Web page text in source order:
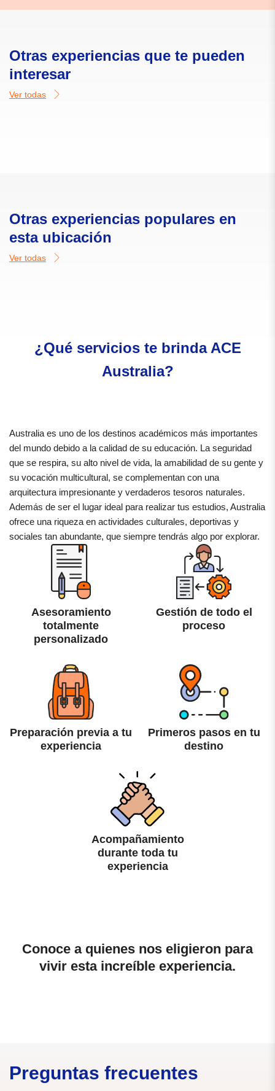
Otras experiencias que te pueden
interesar
Ver todas
Otras experiencias populares en
esta ubicación
Ver todas
¿Qué servicios te brinda ACE
Australia?
Australia es uno de los destinos académicos más importantes
del mundo debido a la calidad de su educación. La seguridad
que se respira, su alto nivel de vida, la amabilidad de su gente y
su vocación multicultural, se complementan con una
arquitectura impresionante y verdaderos tesoros naturales.
Además de ser el lugar ideal para realizar tus estudios, Australia
ofrece una riqueza en actividades culturales, deportivas y
sociales tan abundante, que siempre tendrás algo por explorar.
Asesoramiento
totalmente
personalizado
Gestión de todo el
proceso
Preparación previa a tu
experiencia
Primeros pasos en tu
destino
Acompañamiento
durante toda tu
experiencia
Conoce a quienes nos eligieron para
vivir esta increíble experiencia.
Preguntas frecuentes